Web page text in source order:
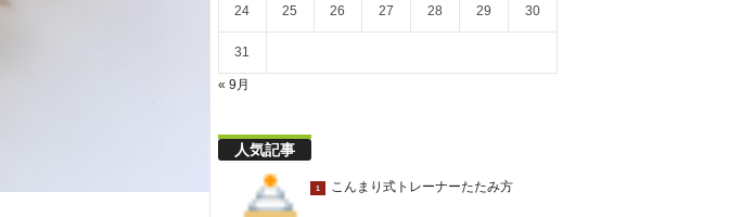
24 25 26 27 28 29 30
31
« 9月
人気記事
1 こんまり式トレーナーたたみ方